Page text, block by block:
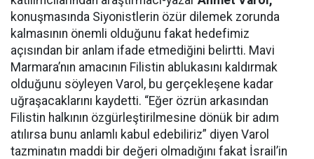
konuşmasında Siyonistlerin özür dilemek zorunda
kalmasının önemli olduğunu fakat hedefimiz
açısından bir anlam ifade etmediğini belirtti. Mavi
Marmara’nın amacının Filistin ablukasını kaldırmak
olduğunu söyleyen Varol, bu gerçekleşene kadar
uğraşacaklarını kaydetti. “Eğer özrün arkasından
Filistin halkının özgürleştirilmesine dönük bir adım
atılırsa bunu anlamlı kabul edebiliriz” diyen Varol
tazminatın maddi bir değeri olmadığını fakat İsrail’in